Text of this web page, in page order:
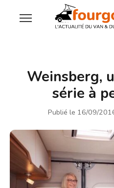
Weinsberg,
série à
Publié le 16/09/